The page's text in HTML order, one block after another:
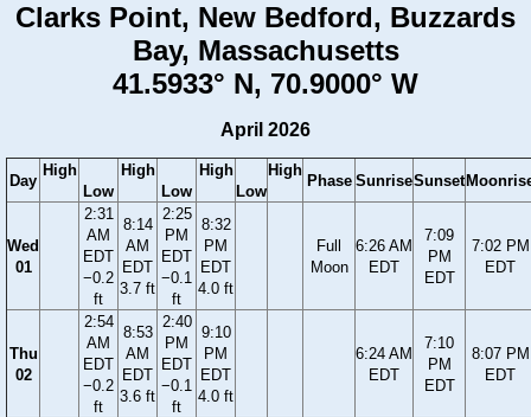
Clarks Point, New Bedford, Buzzards
Bay, Massachusetts
41.5933° N, 70.9000° W
April 2026
Day
High
Low
High
Low
High
Low
High
Phase SunriseSunset
Wed
01
2:31
AM
EDT
−0.2
ft
8:14
AM
EDT
3.7 ft
2:25
PM
EDT
−0.1
ft
8:32
PM
EDT
4.0 ft
Full
Moon
6:26 AM
EDT
7:09
PM
EDT
7:02 PM
EDT
Thu
02
2:54
AM
EDT
−0.2
ft
8:53
AM
EDT
3.6 ft
2:40
PM
EDT
−0.1
ft
9:10
PM
EDT
4.0 ft
6:24 AM
EDT
7:10
PM
EDT
8:07 PM
EDT